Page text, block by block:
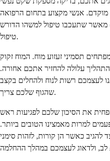
אנשי מקצוע בתחום הרפואה
מאשר שתעכבו טיפול למשהו הדורש
טיפול.
תסמיני זעזוע מוח. המוח זקוק
עלולה להחזיר אתכם אחורה.
לעצמכם רשות לנוח ולהחלים בקצב
שהגוף שלכם צריך.
את הסיכון שלכם לפגיעות ראש
למרות מאמצינו הטובים ביותר.
כאשר הן קורות, לזהות סימני